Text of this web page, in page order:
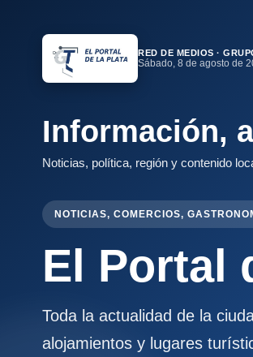
RED DE MEDIOS ·
Sábado, 8 de agosto de
Información,
Noticias, política, región y contenido
NOTICIAS, COMERCIOS,
El Portal
Toda la actualidad de la
alojamientos y lugares